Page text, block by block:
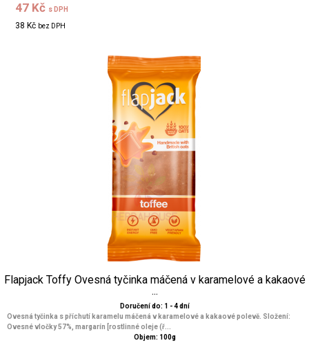
47 Kč s DPH
38 Kč bez DPH
Flapjack Toffy Ovesná tyčinka máčená v karamelové a kakaové
...
Doručení do: 1 - 4 dní
Ovesná tyčinka s příchutí karamelu máčená v karamelové a kakaové polevě. Složení:
Ovesné vločky 57%, margarín [rostlinné oleje (ř...
Objem: 100g